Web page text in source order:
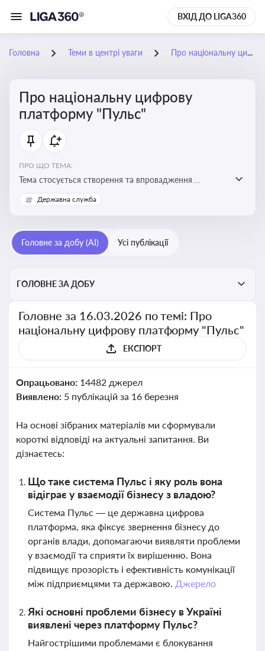
ВХІД ДО LIGA360
Головна Теми в центрі уваги Про національну цифрову платформу "Пульс"
Про національну цифрову
платформу "Пульс"
ПРО ЩО ТЕМА:
Тема стосується створення та впровадження
цифрової платформи «Пульс», яка має на меті
забезпечити ефективну, прозору і зручну взаємодію
Державна служба
Головне за добу (AI) Усі публікації
ГОЛОВНЕ ЗА ДОБУ
Головне за 16.03.2026 по темі: Про
національну цифрову платформу "Пульс"
ЕКСПОРТ
Опрацьовано: 14482 джерел
Виявлено: 5 публікацій за 16 березня
На основі зібраних матеріалів ми сформували
короткі відповіді на актуальні запитання. Ви
дізнаєтесь:
Що таке система Пульс і яку роль вона
відіграє у взаємодії бізнесу з владою?
Система Пульс — це державна цифрова
платформа, яка фіксує звернення бізнесу до
органів влади, допомагаючи виявляти проблеми
у взаємодії та сприяти їх вирішенню. Вона
підвищує прозорість і ефективність комунікації
між підприємцями та державою. Джерело
Які основні проблеми бізнесу в Україні
виявлені через платформу Пульс?
Найгострішими проблемами є блокування